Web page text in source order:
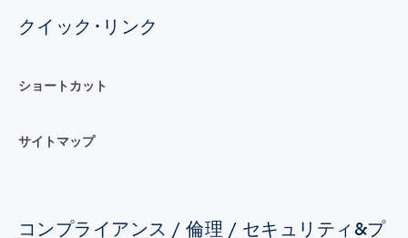
クイック･リンク
ショートカット
サイトマップ
コンプライアンス / 倫理 / セキュリティ&プ